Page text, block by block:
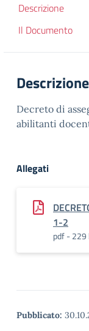
Descrizione
Il Documento
Descrizione
Decreto di
abilitanti
Allegati
1-2
pdf - 229
Pubblicato: